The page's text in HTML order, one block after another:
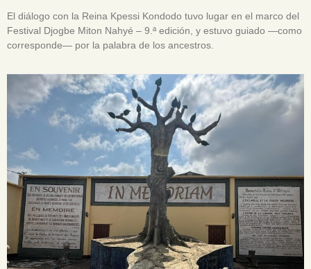
El diálogo con la Reina Kpessi Kondodo tuvo lugar en el marco del
Festival Djogbe Miton Nahyé – 9.ª edición, y estuvo guiado —como
corresponde— por la palabra de los ancestros.